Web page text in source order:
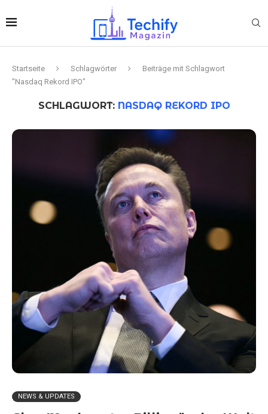
Startseite Schlagwörter
Beiträge mit Schlagwort
"Nasdaq Rekord IPO"
SCHLAGWORT: NASDAQ REKORD IPO
NEWS & UPDATES